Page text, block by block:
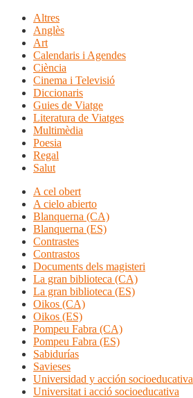
Altres
Anglès
Art
Calendaris i Agendes
Ciència
Cinema i Televisió
Diccionaris
Guies de Viatge
Literatura de Viatges
Multimèdia
Poesia
Regal
Salut
A cel obert
A cielo abierto
Blanquerna (CA)
Blanquerna (ES)
Contrastes
Contrastos
Documents dels magisteri
La gran biblioteca (CA)
La gran biblioteca (ES)
Oikos (CA)
Oikos (ES)
Pompeu Fabra (CA)
Pompeu Fabra (ES)
Sabidurías
Savieses
Universidad y acción socioeducativa
Universitat i acció socioeducativa